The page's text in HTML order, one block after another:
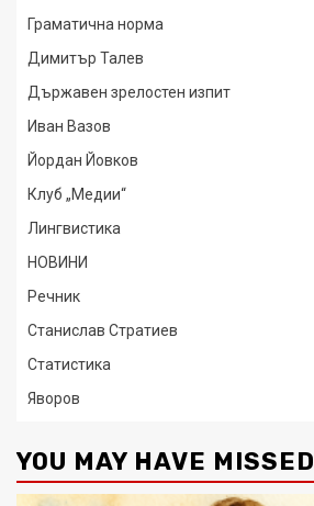
Граматична норма
Димитър Талев
Държавен зрелостен изпит
Иван Вазов
Йордан Йовков
Клуб „Медии“
Лингвистика
НОВИНИ
Речник
Станислав Стратиев
Статистика
Яворов
YOU MAY HAVE MISSED